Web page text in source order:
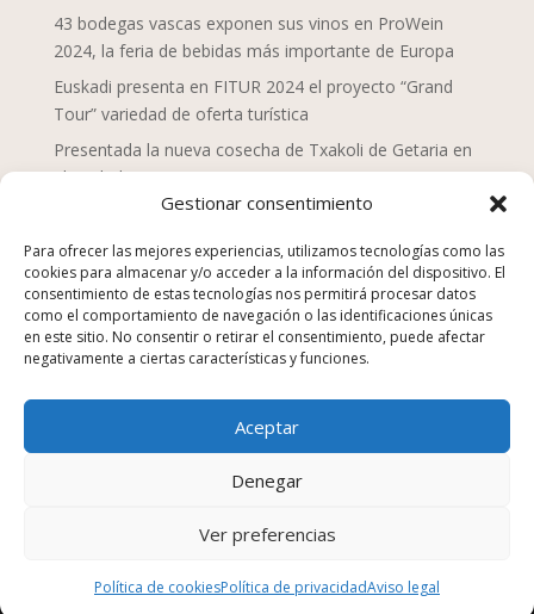
Gestionar consentimiento
Para ofrecer las mejores experiencias, utilizamos tecnologías como las
cookies para almacenar y/o acceder a la información del dispositivo. El
consentimiento de estas tecnologías nos permitirá procesar datos
como el comportamiento de navegación o las identificaciones únicas
en este sitio. No consentir o retirar el consentimiento, puede afectar
negativamente a ciertas características y funciones.
Aceptar
Denegar
Ver preferencias
Política de cookiesPolítica de privacidadAviso legal
43 bodegas vascas exponen sus vinos en ProWein
2024, la feria de bebidas más importante de Europa
Euskadi presenta en FITUR 2024 el proyecto “Grand
Tour” variedad de oferta turística
Presentada la nueva cosecha de Txakoli de Getaria en
el Txakolin Eguna 2024
Doce chefs de Mahaia despliegan una nueva mirada
sobre la gastronomía vasca
San Sebastián Gastronomika Euskadi Basque Country
2023, campaña “La comida no se tira”
Los establecimientos de hostelería suponen el 25% de
los equipamientos y servicios en Euskadi en 2022
Euskadi Gastronomika, turismo gastronómico
sostenible, nuevo sitio web
Diseñado por Trixma